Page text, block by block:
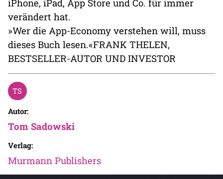
iPhone, iPad, App Store und Co. für immer
verändert hat.
»Wer die App-Economy verstehen will, muss
dieses Buch lesen.«FRANK THELEN,
BESTSELLER-AUTOR UND INVESTOR
Autor:
Tom Sadowski
Verlag:
Murmann Publishers